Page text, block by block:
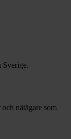
Sverige.
nätägare som